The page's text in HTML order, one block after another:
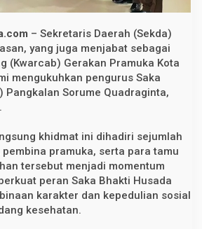
t
H
u
a
d
a
S
o
m
e
Q
u
a
d
a
– Sekretaris Daerah (Sekda)
yang juga menjabat sebagai
(Kwarcab) Gerakan Pramuka Kota
mengukuhkan pengurus Saka
Pangkalan Sorume Quadraginta,
khidmat ini dihadiri sejumlah
pramuka, serta para tamu
tersebut menjadi momentum
peran Saka Bhakti Husada
karakter dan kepedulian sosial
kesehatan.